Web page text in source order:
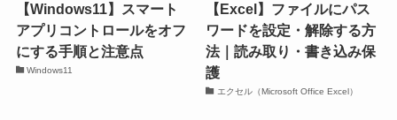
【Windows11】スマート
アプリコントロールをオフ
にする手順と注意点
Windows11
【Excel】ファイルにパス
ワードを設定・解除する方
法｜読み取り・書き込み保
護
エクセル（Microsoft Office Excel）